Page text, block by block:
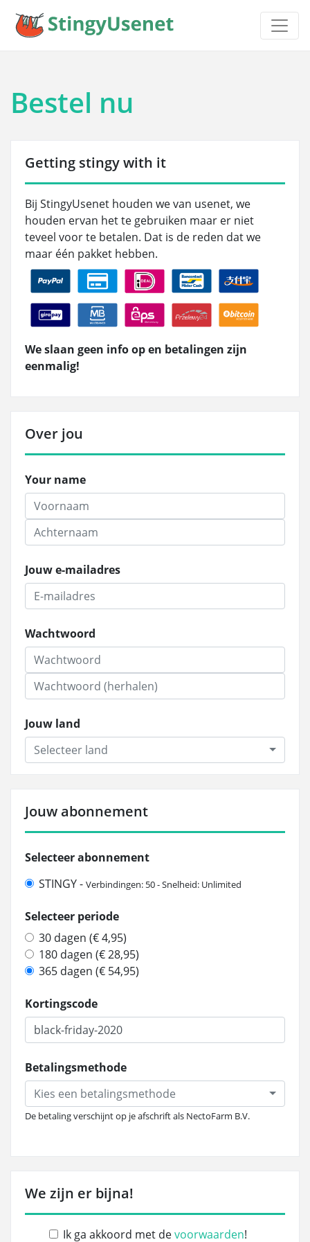
Bestel nu
Getting stingy with it
Bij StingyUsenet houden we van usenet, we
houden ervan het te gebruiken maar er niet
teveel voor te betalen. Dat is de reden dat we
maar één pakket hebben.
We slaan geen info op en betalingen zijn
eenmalig!
Over jou
Your name
Jouw e-mailadres
Wachtwoord
Jouw land
Selecteer land
Jouw abonnement
Selecteer abonnement
STINGY - Verbindingen: 50 - Snelheid: Unlimited
Selecteer periode
30 dagen (€ 4,95)
180 dagen (€ 28,95)
365 dagen (€ 54,95)
Kortingscode
Betalingsmethode
Kies een betalingsmethode
De betaling verschijnt op je afschrift als NectoFarm B.V.
We zijn er bijna!
Ik ga akkoord met devoorwaarden!